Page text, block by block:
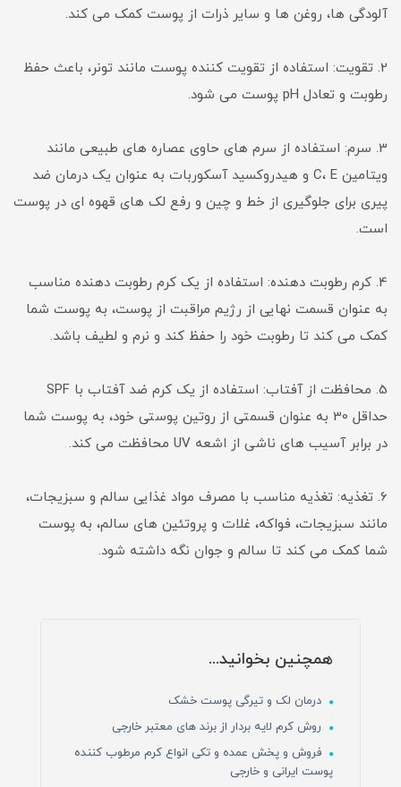
آلودگی ها، روغن ها و سایر ذرات از پوست کمک می کند.
2. تقویت: استفاده از تقویت کننده پوست مانند تونر، باعث حفظ
رطوبت و تعادل pH پوست می شود.
3. سرم: استفاده از سرم های حاوی عصاره های طبیعی مانند
ویتامین C، E و هیدروکسید آسکوربات به عنوان یک درمان ضد
پیری برای جلوگیری از خط و چین و رفع لک های قهوه ای در پوست
است.
4. کرم رطوبت دهنده: استفاده از یک کرم رطوبت دهنده مناسب
به عنوان قسمت نهایی از رژیم مراقبت از پوست، به پوست شما
کمک می کند تا رطوبت خود را حفظ کند و نرم و لطیف باشد.
5. محافظت از آفتاب: استفاده از یک کرم ضد آفتاب با SPF
حداقل 30 به عنوان قسمتی از روتین پوستی خود، به پوست شما
در برابر آسیب های ناشی از اشعه UV محافظت می کند.
6. تغذیه: تغذیه مناسب با مصرف مواد غذایی سالم و سبزیجات،
مانند سبزیجات، فواکه، غلات و پروتئین های سالم، به پوست
شما کمک می کند تا سالم و جوان نگه داشته شود.
همچنین بخوانید...
درمان لک و تیرگی‌ پوست‌ خشک
روش کرم لایه بردار از برند های معتبر خارجی
فروش و پخش عمده و تکی انواع کرم مرطوب کننده
پوست ایرانی و خارجی